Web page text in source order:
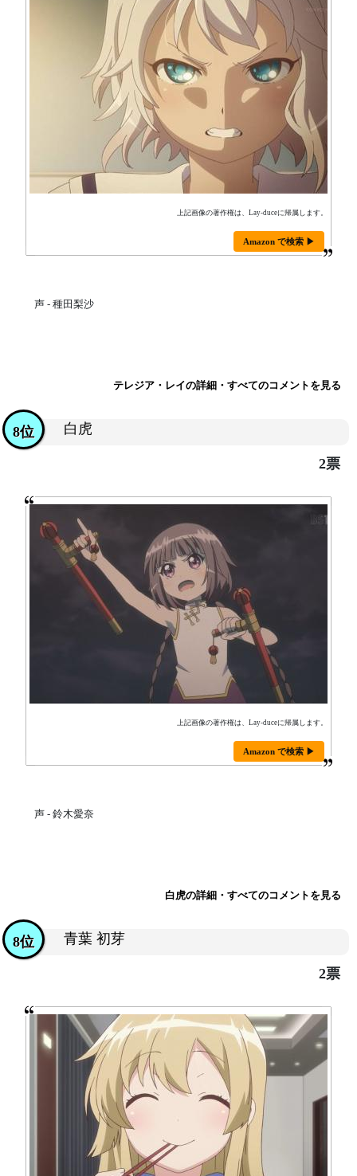
上記画像の著作権は、Lay-duceに帰属します。
Amazon で検索 ▶
声 - 種田梨沙
テレジア・レイの詳細・すべてのコメントを見る
白虎
8位
2票
上記画像の著作権は、Lay-duceに帰属します。
Amazon で検索 ▶
声 - 鈴木愛奈
白虎の詳細・すべてのコメントを見る
青葉 初芽
8位
2票